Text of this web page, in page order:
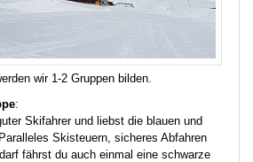
wir 1-2 Gruppen bilden.
:
Skifahrer und liebst die blauen und
Skisteuern, sicheres Abfahren
fährst du auch einmal eine schwarze